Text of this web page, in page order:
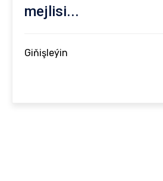
mejlisi...
Giňişleýin